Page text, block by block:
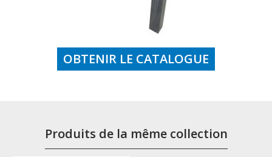
OBTENIR LE CATALOGUE
Produits de la même collection